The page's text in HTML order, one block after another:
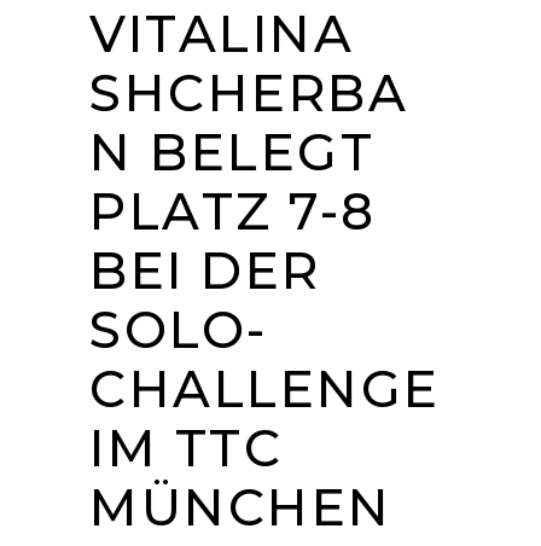
VITALINA
SHCHERBA
N BELEGT
PLATZ 7-8
BEI DER
SOLO-
CHALLENGE
IM TTC
MÜNCHEN